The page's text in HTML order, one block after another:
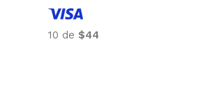
10 de $220